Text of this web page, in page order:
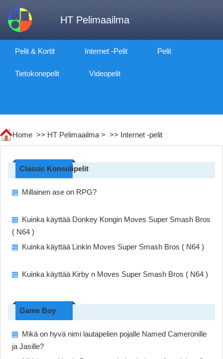
HT Pelimaailma
Pelit & Kortit Internet -pelit Pelit
Tietokonepelit Videopelit
Home >> HT Pelimaailma > >> Internet -pelit
Classic Konsolipelit
Millainen ase on RPG?
Kuinka käyttää Donkey Kongin Moves Super Smash Bros
( N64 )
Kuinka käyttää Linkin Moves Super Smash Bros ( N64 )
Kuinka käyttää Kirby n Moves Super Smash Bros ( N64 )
Game Boy
Mikä on hyvä nimi lautapelien pojalle Named Cameronille
ja Jasille?